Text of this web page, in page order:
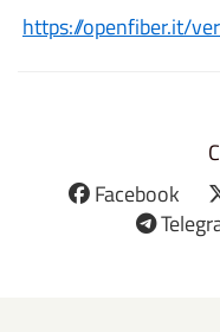
https://openfiber.it/
Facebook